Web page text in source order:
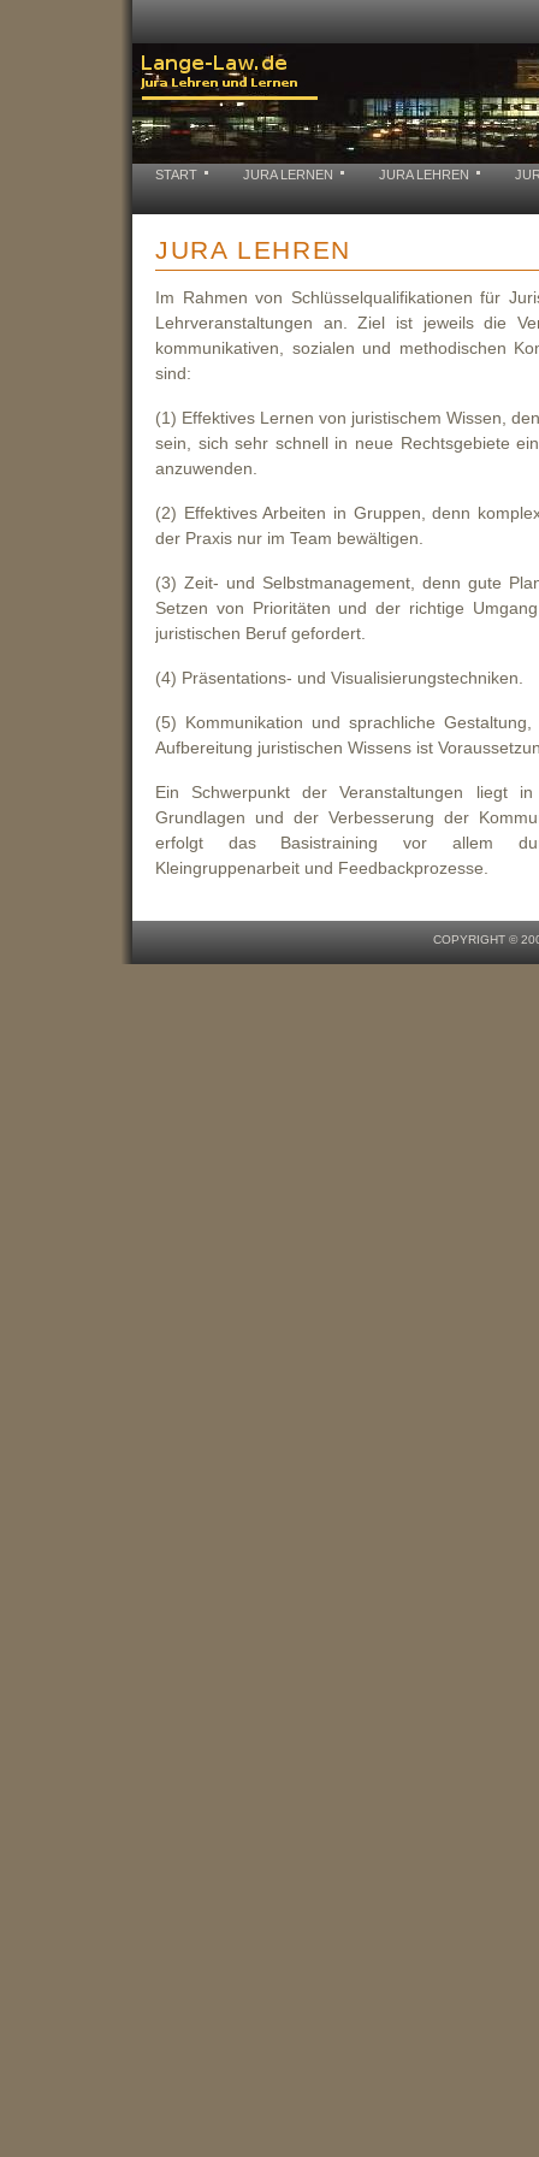
START JURA LERNEN JURA LEHREN
COPYRIGHT ©